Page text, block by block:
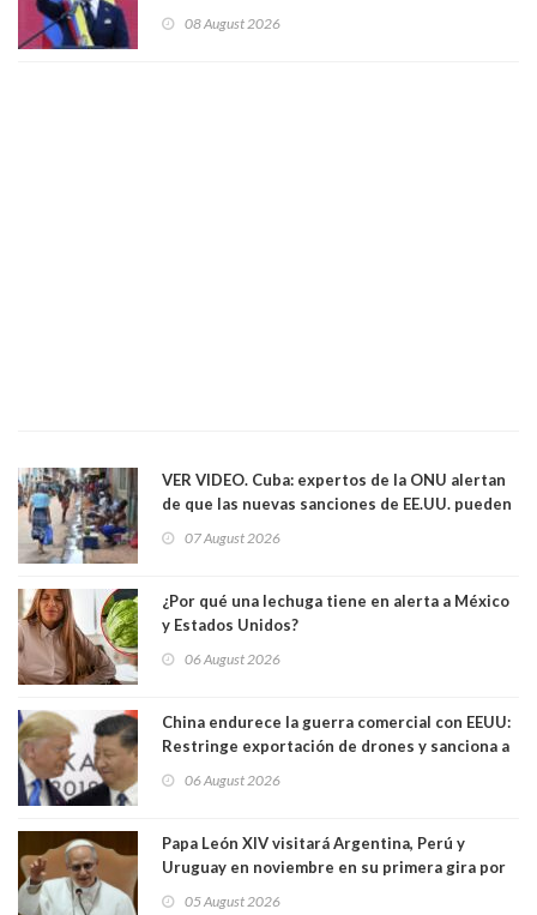
08 August 2026
VER VIDEO. Cuba: expertos de la ONU alertan
de que las nuevas sanciones de EE.UU. pueden
07 August 2026
¿Por qué una lechuga tiene en alerta a México
y Estados Unidos?
06 August 2026
China endurece la guerra comercial con EEUU:
Restringe exportación de drones y sanciona a
06 August 2026
Papa León XIV visitará Argentina, Perú y
Uruguay en noviembre en su primera gira por
05 August 2026